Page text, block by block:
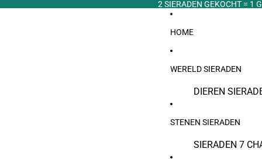
2 SIERADEN GEKOCHT = 1
HOME
WERELD SIERADEN
DIEREN
SIERADEN
STENEN SIERADEN
SIERADEN 7